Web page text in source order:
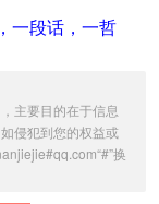
一段话，一哲
主要目的在于信息
侵犯到您的权益或
换